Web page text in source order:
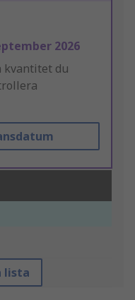
2026
kvantitet du
lista